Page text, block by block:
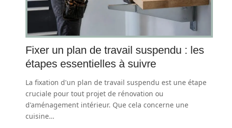
Fixer un plan de travail suspendu : les
étapes essentielles à suivre
La fixation d'un plan de travail suspendu est une étape
cruciale pour tout projet de rénovation ou
d'aménagement intérieur. Que cela concerne une
cuisine…